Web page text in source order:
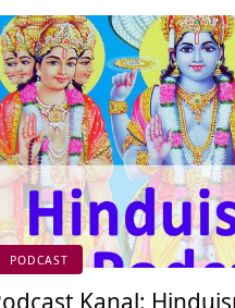
PODCAST
Kanal: